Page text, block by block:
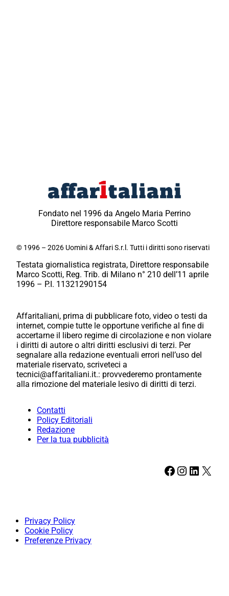
Fondato nel 1996 da Angelo Maria Perrino
Direttore responsabile Marco Scotti
© 1996 – 2026 Uomini & Affari S.r.l. Tutti i diritti sono riservati
Testata giornalistica registrata, Direttore responsabile
Marco Scotti, Reg. Trib. di Milano n° 210 dell’11 aprile
1996 – P.I. 11321290154
Affaritaliani, prima di pubblicare foto, video o testi da
internet, compie tutte le opportune verifiche al fine di
accertarne il libero regime di circolazione e non violare
i diritti di autore o altri diritti esclusivi di terzi. Per
segnalare alla redazione eventuali errori nell’uso del
materiale riservato, scriveteci a
tecnici@affaritaliani.it.: provvederemo prontamente
alla rimozione del materiale lesivo di diritti di terzi.
Contatti
Policy Editoriali
Redazione
Per la tua pubblicità
Facebook Instagram LinkedIn X
Privacy Policy
Cookie Policy
Preferenze Privacy